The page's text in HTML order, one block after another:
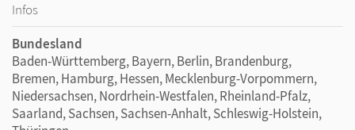
Infos
Bundesland
Baden-Württemberg, Bayern, Berlin, Brandenburg,
Bremen, Hamburg, Hessen, Mecklenburg-Vorpommern,
Niedersachsen, Nordrhein-Westfalen, Rheinland-Pfalz,
Saarland, Sachsen, Sachsen-Anhalt, Schleswig-Holstein,